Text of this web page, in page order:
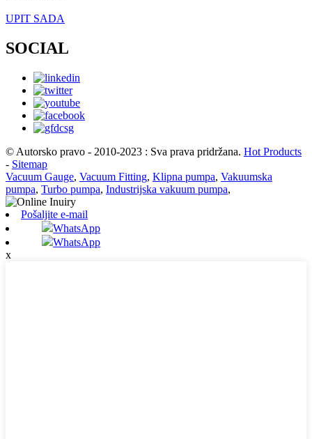
UPIT SADA
SOCIAL
© Autorsko pravo - 2010-2023 : Sva prava pridržana. Hot Products
- Sitemap
Vacuum Gauge, Vacuum Fitting, Klipna pumpa, Vakuumska
pumpa, Turbo pumpa, Industrijska vakuum pumpa,
Pošaljite e-mail
WhatsApp
WhatsApp
x